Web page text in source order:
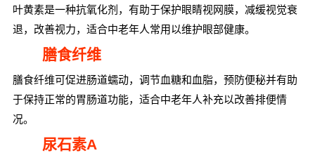
叶黄素是一种抗氧化剂，有助于保护眼睛视网膜，减缓视觉衰
退，改善视力，适合中老年人常用以维护眼部健康。
膳食纤维
膳食纤维可促进肠道蠕动，调节血糖和血脂，预防便秘并有助
于保持正常的胃肠道功能，适合中老年人补充以改善排便情
况。
尿石素A